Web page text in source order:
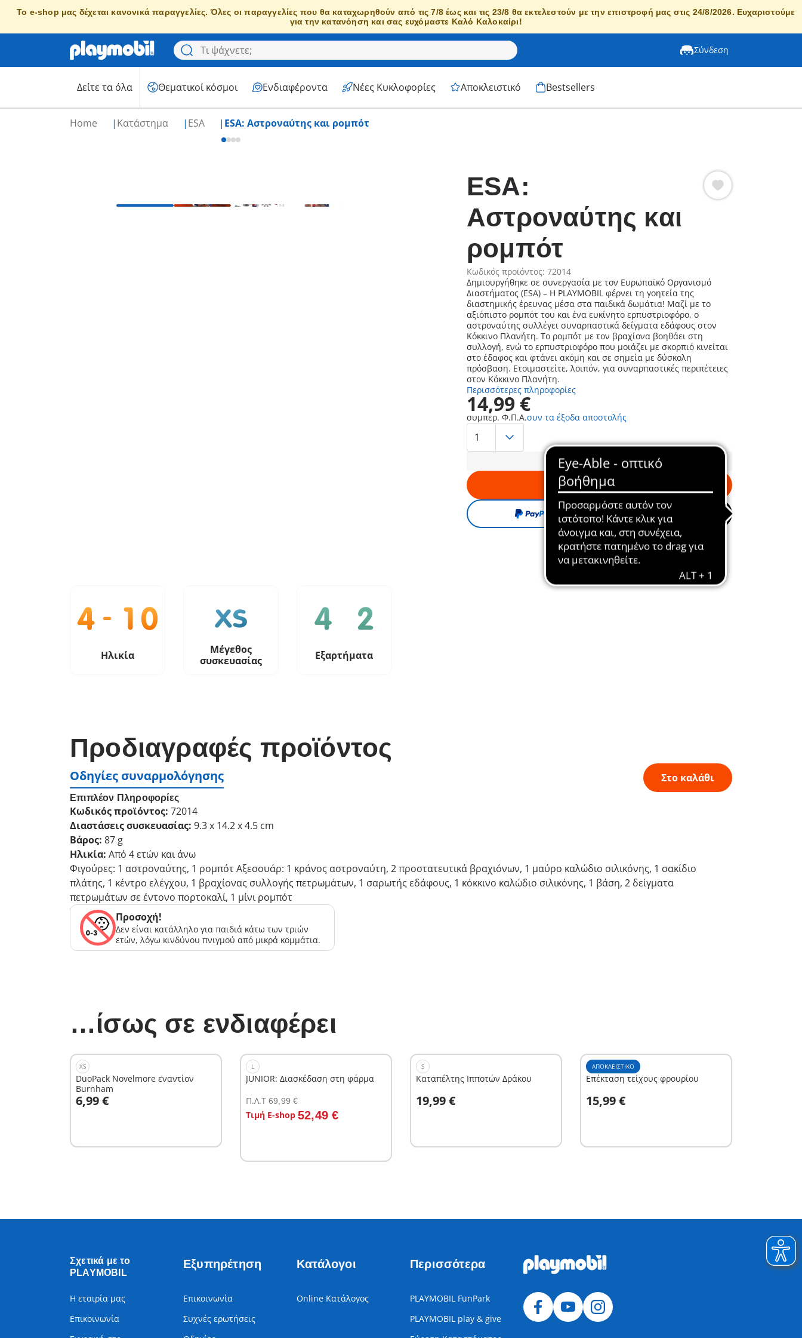
Το e-shop μας δέχεται κανονικά παραγγελίες. Όλες οι παραγγελίες που θα καταχωρηθούν από τις 7/8 έως και τις 23/8 θα εκτελεστούν με την επιστροφή μας στις 24/8/2026. Ευχαριστούμε
για την κατανόηση και σας ευχόμαστε Καλό Καλοκαίρι!
Σύνδεση
Δείτε τα όλα Θεματικοί κόσμοι Ενδιαφέροντα Νέες Κυκλοφορίες Αποκλειστικό Bestsellers
Home Κατάστημα ESA ESA: Αστροναύτης και ρομπότ
ESA:
Αστροναύτης και
ρομπότ
Κωδικός προϊόντος: 72014
Δημιουργήθηκε σε συνεργασία με τον Ευρωπαϊκό Οργανισμό
Διαστήματος (ESA) – Η PLAYMOBIL φέρνει τη γοητεία της
διαστημικής έρευνας μέσα στα παιδικά δωμάτια! Μαζί με το
αξιόπιστο ρομπότ του και ένα ευκίνητο ερπυστριοφόρο, ο
αστροναύτης συλλέγει συναρπαστικά δείγματα εδάφους στον
Κόκκινο Πλανήτη. Το ρομπότ με τον βραχίονα βοηθάει στη
συλλογή, ενώ το ερπυστριοφόρο που μοιάζει με σκορπιό κινείται
στο έδαφος και φτάνει ακόμη και σε σημεία με δύσκολη
πρόσβαση. Ετοιμαστείτε, λοιπόν, για συναρπαστικές περιπέτειες
στον Κόκκινο Πλανήτη.
Περισσότερες πληροφορίες
14,99 €
συμπερ. Φ.Π.Α.συν τα έξοδα αποστολής
Στο καλάθι
Ηλικία
Μέγεθος
συσκευασίας
Εξαρτήματα
Προδιαγραφές προϊόντος
Στο καλάθι
Οδηγίες συναρμολόγησης
Επιπλέον Πληροφορίες
Κωδικός προϊόντος: 72014
Διαστάσεις συσκευασίας: 9.3 x 14.2 x 4.5 cm
Βάρος: 87 g
Ηλικία: Από 4 ετών και άνω
Φιγούρες: 1 αστροναύτης, 1 ρομπότ Αξεσουάρ: 1 κράνος αστροναύτη, 2 προστατευτικά βραχιόνων, 1 μαύρο καλώδιο σιλικόνης, 1 σακίδιο
πλάτης, 1 κέντρο ελέγχου, 1 βραχίονας συλλογής πετρωμάτων, 1 σαρωτής εδάφους, 1 κόκκινο καλώδιο σιλικόνης, 1 βάση, 2 δείγματα
πετρωμάτων σε έντονο πορτοκαλί, 1 μίνι ρομπότ
Προσοχή!
Δεν είναι κατάλληλο για παιδιά κάτω των τριών
ετών, λόγω κινδύνου πνιγμού από μικρά κομμάτια.
…ίσως σε ενδιαφέρει
XS
DuoPack Novelmore εναντίον
Burnham
6,99 €Στο καλάθι
L
JUNIOR: Διασκέδαση στη φάρμα
Π.Λ.T 69,99 €
Τιμή E-shop 52,49 €
Στο καλάθι
S
Καταπέλτης Ιπποτών Δράκου
19,99 €
Στο καλάθι
ΑΠΟΚΛΕΙΣΤΙΚΌ
Επέκταση τείχους φρουρίου
15,99 €
Στο καλάθι
Σχετικά με το
PLAYMOBIL
Η εταιρία μας
Επικοινωνία
Εξυπηρέτηση
Επικοινωνία
Συχνές ερωτήσεις
Κατάλογοι
Online Κατάλογος
Περισσότερα
PLAYMOBIL FunPark
PLAYMOBIL play & give